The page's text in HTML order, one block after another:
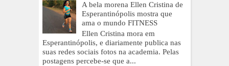
A bela morena Ellen Cristina de
Esperantinópolis mostra que
ama o mundo FITNESS
Ellen Cristina mora em
Esperantinópolis, e diariamente publica nas
suas redes sociais fotos na academia. Pelas
postagens percebe-se que a...